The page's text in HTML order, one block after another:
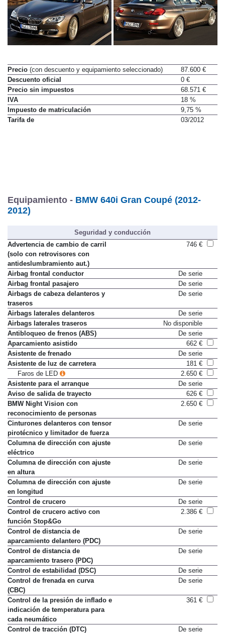
Precio(con descuento y equipamiento seleccionado)
87.600 €
Descuento oficial
0 €
Precio sin impuestos
68.571 €
IVA
18 %
Impuesto de matriculación
9,75 %
Equipamiento -
BMW 640i Gran Coupé (2012-
2012)
Seguridad y conducción
Advertencia de cambio de carril
(solo con retrovisores con
antideslumbramiento aut.)
Airbag frontal conductor
De serie
Airbag frontal pasajero
De serie
Airbags de cabeza delanteros y
traseros
Airbags laterales delanteros
De serie
Airbags laterales traseros
No disponible
Antibloqueo de frenos (ABS)
De serie
Aparcamiento asistido
662 €
Asistente de frenado
De serie
Asistente de luz de carretera
181 €
Faros de LED
2.650 €
Asistente para el arranque
De serie
Aviso de salida de trayecto
626 €
BMW Night Vision con
reconocimiento de personas
Cinturones delanteros con tensor
pirotécnico y limitador de fuerza
Columna de dirección con ajuste
eléctrico
Columna de dirección con ajuste
en altura
Columna de dirección con ajuste
en longitud
Control de crucero
De serie
Control de crucero activo con
función Stop&Go
Control de distancia de
aparcamiento delantero (PDC)
Control de distancia de
aparcamiento trasero (PDC)
Control de estabilidad (DSC)
De serie
Control de frenada en curva
(CBC)
Control de la presión de inflado e
indicación de temperatura para
cada neumático